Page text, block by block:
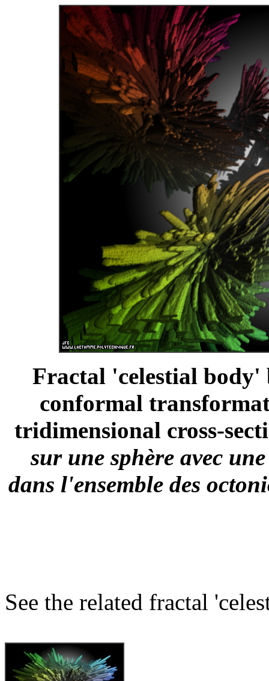
Fractal 'celestial body'
conformal
tridimensional cross-
sur une sphère avec
dans l'ensemble des
See the related fractal